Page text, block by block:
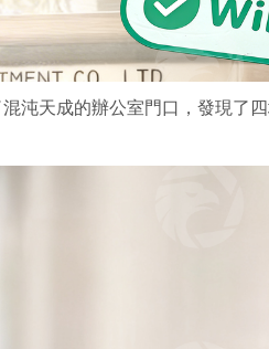
沌天成的辦公室門口，發現了